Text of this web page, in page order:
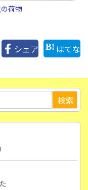
荷物
シェア はてな